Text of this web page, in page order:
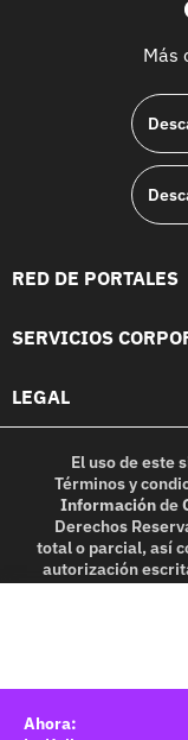
Más
RED DE PORTALES
SERVICIOS
LEGAL
El uso de este
Términos y
Informaciónde
Derechos
total o parcial, así
autorización
in part, or